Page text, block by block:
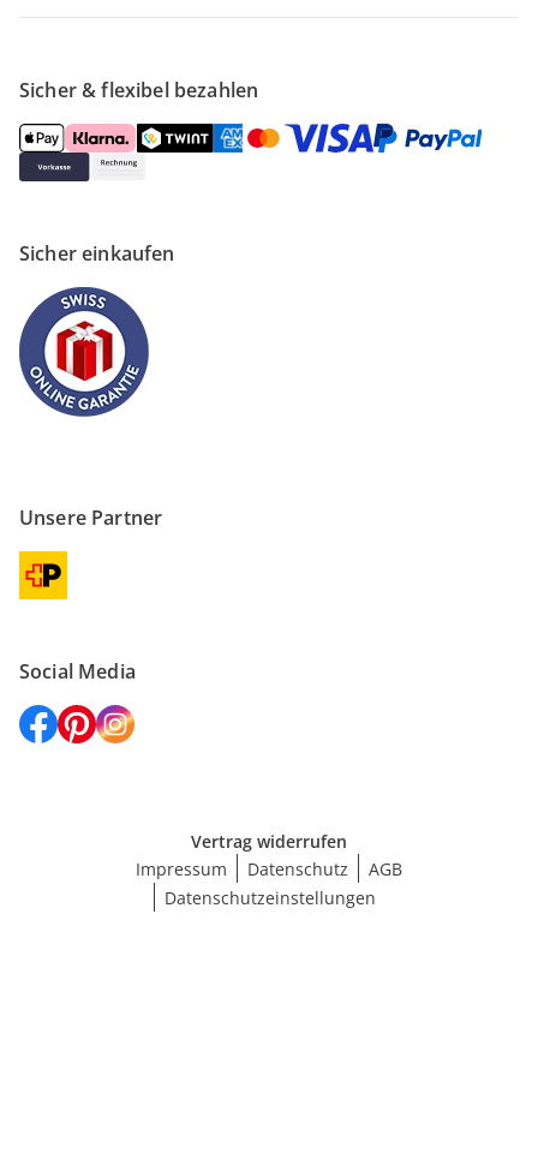
Sicher & flexibel bezahlen
Sicher einkaufen
Unsere Partner
Social Media
Vertrag widerrufen
Impressum
Datenschutz
AGB
Datenschutzeinstellungen